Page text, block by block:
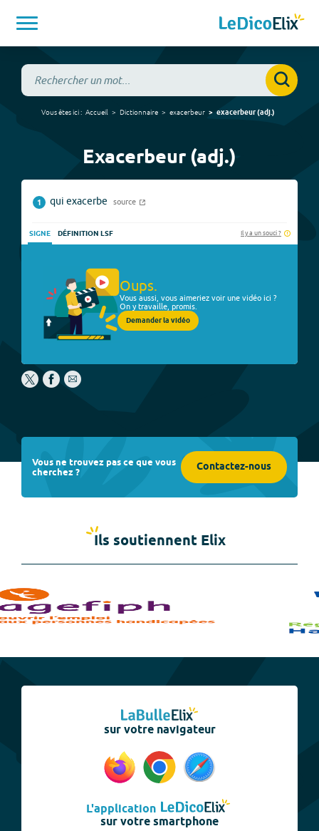
Vous êtes ici : Accueil Dictionnaire exacerbeur exacerbeur(adj.)
Exacerbeur (adj.)
1 qui exacerbe source
SIGNE DÉFINITION LSF Il y a un souci ?
Oups.
Vous aussi, vous aimeriez voir une vidéo ici ?
On y travaille, promis.
Demander la vidéo
Vous ne trouvez pas ce que vous
cherchez ? Contactez-nous
Ils soutiennent Elix
sur votre navigateur
L'application
sur votre smartphone